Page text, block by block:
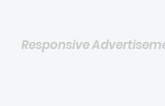
Responsive